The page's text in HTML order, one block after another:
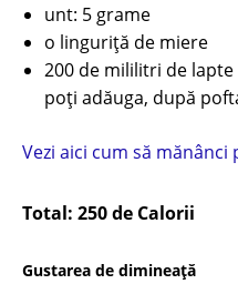
unt: 5 grame
o linguriță de miere
200 de mililitri de lapte
poţi adăuga, după
Vezi aici cum să mănânci
Total: 250 de Calorii
Gustarea de dimineață